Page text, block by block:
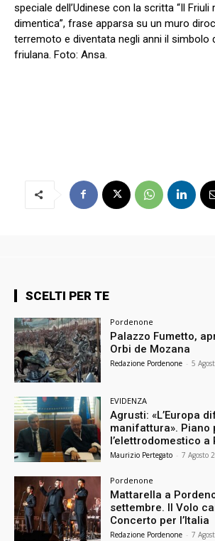
speciale dell’Udinese con la scritta “Il Friuli
dimentica”, frase apparsa su un muro
terremoto e diventata negli anni il simbolo
friulana. Foto: Ansa.
SCELTI PER TE
Pordenone
Palazzo Fumetto,
Orbi de Mozana
Redazione Pordenone - 5
EVIDENZA
Agrusti: «L’Europa
manifattura». Piano
l’elettrodomestico a
Maurizio Pertegato - 7 Agosto
Pordenone
Mattarella a
settembre. Il Volo
Concerto per l’Italia
Redazione Pordenone - 7